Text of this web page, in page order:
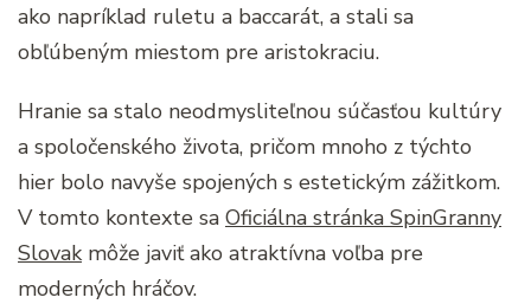
ako napríklad ruletu a baccarát, a stali sa
obľúbeným miestom pre aristokraciu.
Hranie sa stalo neodmysliteľnou súčasťou kultúry
a spoločenského života, pričom mnoho z týchto
hier bolo navyše spojených s estetickým zážitkom.
V tomto kontexte sa Oficiálna stránka SpinGranny
Slovak môže javiť ako atraktívna voľba pre
moderných hráčov.